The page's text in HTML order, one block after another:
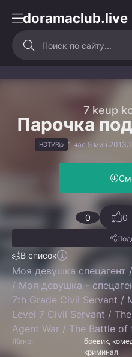
doramaclub.live
7 keup
Парочка
HDTVRip 1 час 5 мин.2013
0
В список
0
Моя девушка спецагент
/ Моя девушка -
7th Grade Civil Servant /
Level 7 Civil Servant /
Agent War / The Battle of
Жанр:
боевик,
криминал